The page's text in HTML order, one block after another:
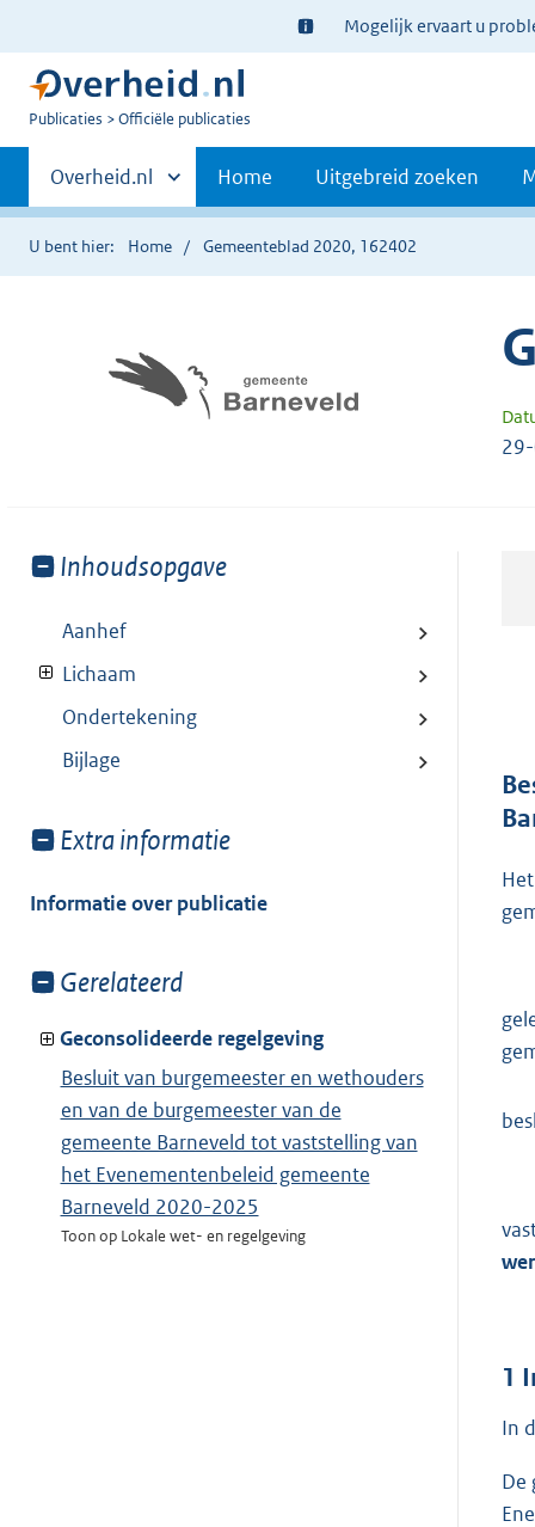
Ter
informatie:
Mogelijk ervaart u
U
Publicaties Officiële publicaties
Primaire
navigatie
Andere
sites
binnen
Overheid.nl Home Uitgebreid zoeken
U bent hier: Home Gemeenteblad 2020, 162402
Toon
van:
Inhoudsopgave
Aanhef
Lichaam
Ondertekening
Bijlage
Toon
van:
Extra informatie
Informatie over publicatie
Toon
van:
Gerelateerd
Geconsolideerde regelgeving
Besluit van burgemeester en wethouders
en van de burgemeester van de
gemeente Barneveld tot vaststelling van
het Evenementenbeleid gemeente
Barneveld 2020-2025
Toon op Lokale wet- en regelgeving
1
In
De